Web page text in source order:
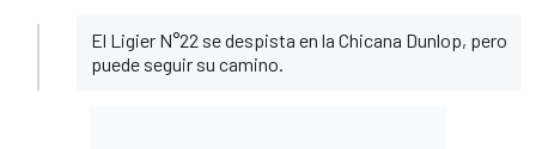
El Ligier N°22 se despista en la Chicana Dunlop, pero
puede seguir su camino.